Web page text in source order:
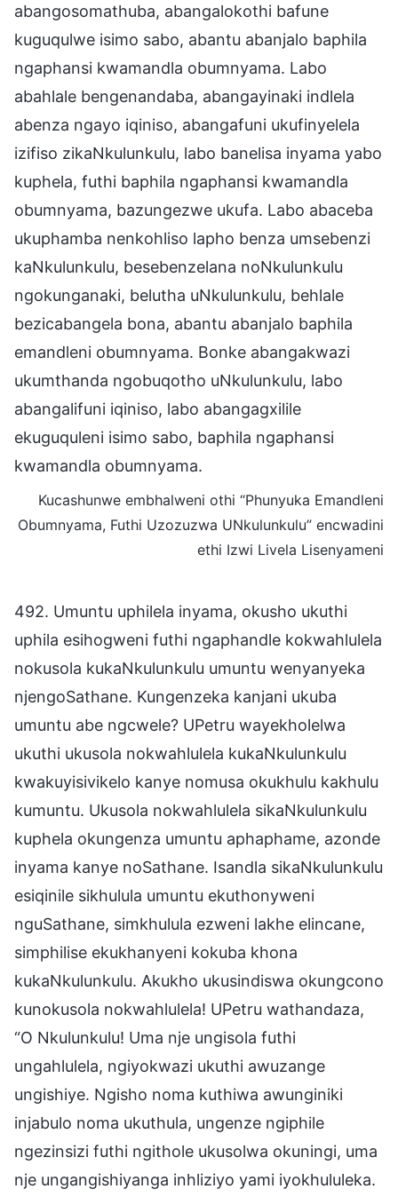
abangosomathuba, abangalokothi bafune
kuguqulwe isimo sabo, abantu abanjalo baphila
ngaphansi kwamandla obumnyama. Labo
abahlale bengenandaba, abangayinaki indlela
abenza ngayo iqiniso, abangafuni ukufinyelela
izifiso zikaNkulunkulu, labo banelisa inyama yabo
kuphela, futhi baphila ngaphansi kwamandla
obumnyama, bazungezwe ukufa. Labo abaceba
ukuphamba nenkohliso lapho benza umsebenzi
kaNkulunkulu, besebenzelana noNkulunkulu
ngokunganaki, belutha uNkulunkulu, behlale
bezicabangela bona, abantu abanjalo baphila
emandleni obumnyama. Bonke abangakwazi
ukumthanda ngobuqotho uNkulunkulu, labo
abangalifuni iqiniso, labo abangagxilile
ekuguquleni isimo sabo, baphila ngaphansi
kwamandla obumnyama.
Kucashunwe embhalweni othi “Phunyuka Emandleni
Obumnyama, Futhi Uzozuzwa UNkulunkulu” encwadini
ethi Izwi Livela Lisenyameni
492. Umuntu uphilela inyama, okusho ukuthi
uphila esihogweni futhi ngaphandle kokwahlulela
nokusola kukaNkulunkulu umuntu wenyanyeka
njengoSathane. Kungenzeka kanjani ukuba
umuntu abe ngcwele? UPetru wayekholelwa
ukuthi ukusola nokwahlulela kukaNkulunkulu
kwakuyisivikelo kanye nomusa okukhulu kakhulu
kumuntu. Ukusola nokwahlulela sikaNkulunkulu
kuphela okungenza umuntu aphaphame, azonde
inyama kanye noSathane. Isandla sikaNkulunkulu
esiqinile sikhulula umuntu ekuthonyweni
nguSathane, simkhulula ezweni lakhe elincane,
simphilise ekukhanyeni kokuba khona
kukaNkulunkulu. Akukho ukusindiswa okungcono
kunokusola nokwahlulela! UPetru wathandaza,
“O Nkulunkulu! Uma nje ungisola futhi
ungahlulela, ngiyokwazi ukuthi awuzange
ungishiye. Ngisho noma kuthiwa awunginiki
injabulo noma ukuthula, ungenze ngiphile
ngezinsizi futhi ngithole ukusolwa okuningi, uma
nje ungangishiyanga inhliziyo yami iyokhululeka.